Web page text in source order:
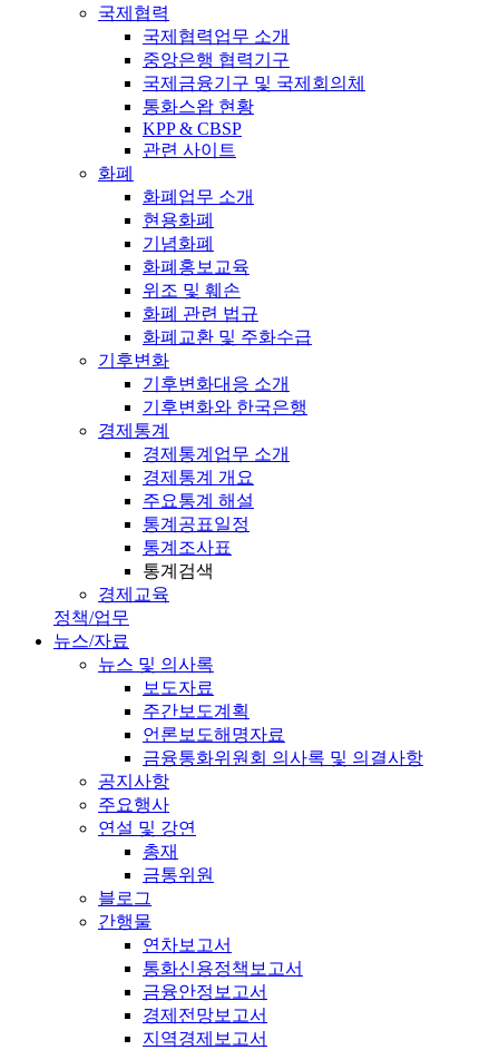
국제협력
국제협력업무 소개
중앙은행 협력기구
국제금융기구 및 국제회의체
통화스왑 현황
KPP & CBSP
관련 사이트
화폐
화폐업무 소개
현용화폐
기념화폐
화폐홍보교육
위조 및 훼손
화폐 관련 법규
화폐교환 및 주화수급
기후변화
기후변화대응 소개
기후변화와 한국은행
경제통계
경제통계업무 소개
경제통계 개요
주요통계 해설
통계공표일정
통계조사표
통계검색
경제교육
정책/업무
뉴스/자료
뉴스 및 의사록
보도자료
주간보도계획
언론보도해명자료
금융통화위원회 의사록 및 의결사항
공지사항
주요행사
연설 및 강연
총재
금통위원
블로그
간행물
연차보고서
통화신용정책보고서
금융안정보고서
경제전망보고서
지역경제보고서